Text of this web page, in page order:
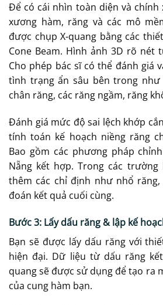
Để có cái nhìn toàn diện và chính
xương hàm, răng và các mô
được chụp X-quang bằng các
Cone Beam. Hình ảnh 3D rõ nét
Cho phép bác sĩ có thể đánh giá
tình trạng ẩn sâu bên trong
chân răng, các răng ngầm, răng
Đánh giá mức độ sai lệch khớp
tính toán kế hoạch niềng răng
Bao gồm các phương pháp
Nẵng kết hợp. Trong các
thêm các chỉ định như nhổ
đoán kết quả cuối cùng.
Bước 3: Lấy dấu răng & lập kế
Bạn sẽ được lấy dấu răng với
hiện đại. Dữ liệu từ dấu răng
quang sẽ được sử dụng để tạo ra
của cung hàm bạn.